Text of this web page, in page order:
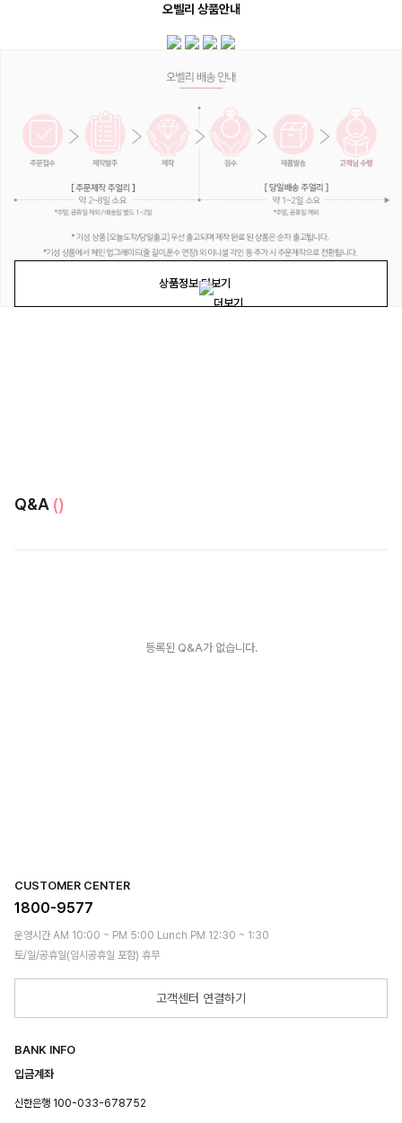
상품정보 더보기
오벨리 상품안내
Q&A ()
등록된 Q&A가 없습니다.
CUSTOMER CENTER
1800-9577
운영시간 AM 10:00 ~ PM 5:00 Lunch PM 12:30 ~ 1:30
토/일/공휴일(임시공휴일 포함) 휴무
고객센터 연결하기
BANK INFO
입금계좌
신한은행 100-033-678752